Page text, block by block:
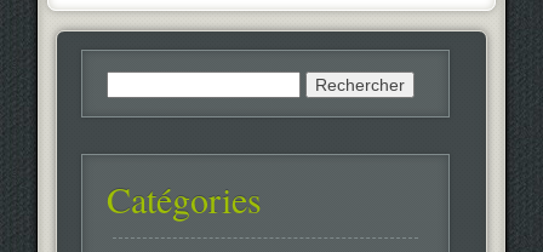
Rechercher :
Catégories